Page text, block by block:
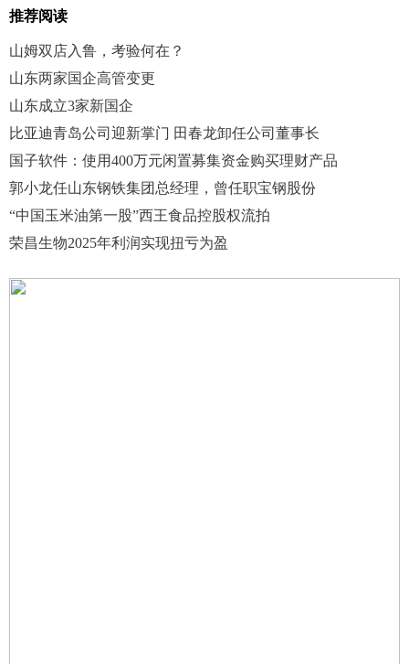
推荐阅读
山姆双店入鲁，考验何在？
山东两家国企高管变更
山东成立3家新国企
比亚迪青岛公司迎新掌门 田春龙卸任公司董事长
国子软件：使用400万元闲置募集资金购买理财产品
郭小龙任山东钢铁集团总经理，曾任职宝钢股份
“中国玉米油第一股”西王食品控股权流拍
荣昌生物2025年利润实现扭亏为盈